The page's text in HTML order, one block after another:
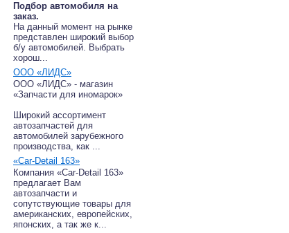
Подбор автомобиля на
заказ.
На данный момент на рынке
представлен широкий выбор
б/у автомобилей. Выбрать
хорош...
ООО «ЛИДС»
ООО «ЛИДС» - магазин
«Запчасти для иномарок»
Широкий ассортимент
автозапчастей для
автомобилей зарубежного
производства, как ...
«Car-Detail 163»
Компания «Car-Detail 163»
предлагает Вам
автозапчасти и
сопутствующие товары для
американских, европейских,
японских, а так же к...